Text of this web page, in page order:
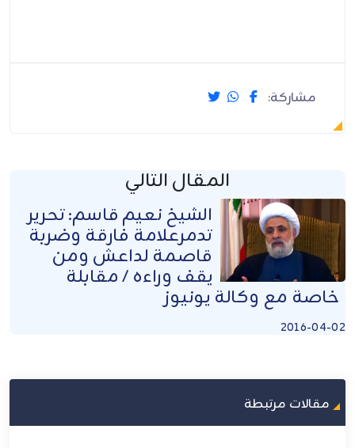
مشاركة:
المقال التالي
الشيخ نعيم قاسم: تحرير
تدمرعلامة فارقة وضربة
قاصمة لداعش ومن
يقف وراءه / مقابلة
خاصة مع وكالة يونيوز
2016-04-02
مقالات مرتبطة